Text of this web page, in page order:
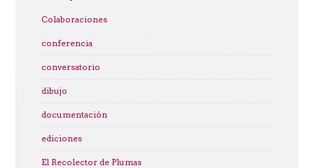
Colaboraciones
conferencia
conversatorio
dibujo
documentación
ediciones
El Recolector de Plumas